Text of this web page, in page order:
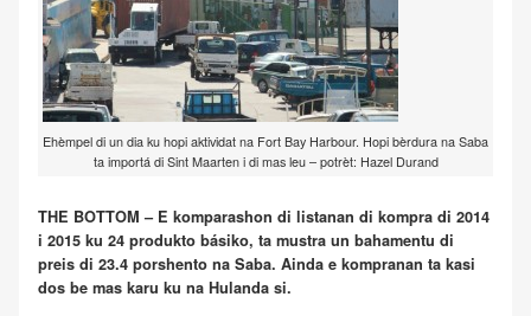
Ehèmpel di un dia ku hopi aktividat na Fort Bay Harbour. Hopi bèrdura na Saba
ta importá di Sint Maarten i di mas leu – potrèt: Hazel Durand
THE BOTTOM – E komparashon di listanan di kompra di 2014
i 2015 ku 24 produkto básiko, ta mustra un bahamentu di
preis di 23.4 porshento na Saba. Ainda e kompranan ta kasi
dos be mas karu ku na Hulanda si.